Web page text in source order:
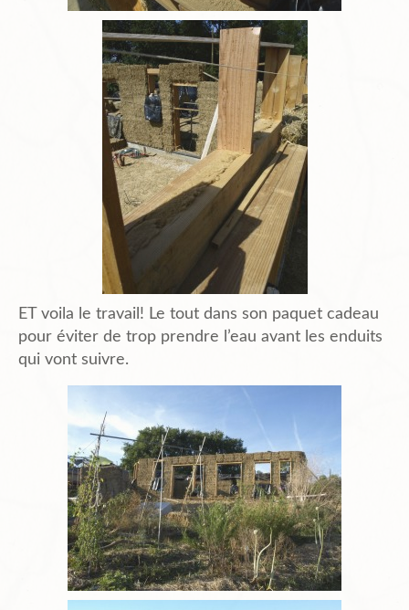
ET voila le travail! Le tout dans son paquet cadeau
pour éviter de trop prendre l’eau avant les enduits
qui vont suivre.